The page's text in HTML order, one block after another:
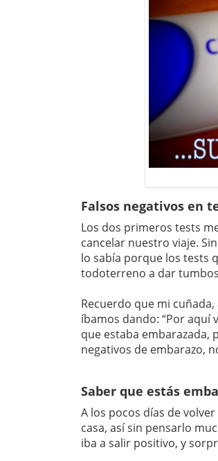
Falsos negativos en
Los dos primeros tests
cancelar nuestro viaje.
lo sabía porque los tests
todoterreno a dar
Recuerdo que mi
íbamos dando: “Por aquí
que estaba embarazada,
negativos de embarazo,
Saber que estás
A los pocos días de
casa, así sin pensarlo
iba a salir positivo, y